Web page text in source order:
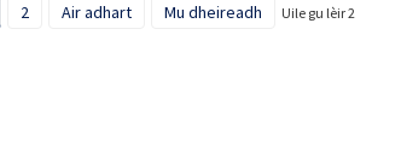
2 Air adhart Mu dheireadh Uile gu lèir 2